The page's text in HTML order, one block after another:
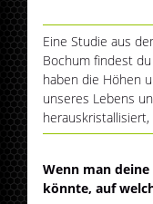
Eine Studie aus
Bochum findest du
haben die Höhen
unseres Lebens
Wenn man
könnte, auf